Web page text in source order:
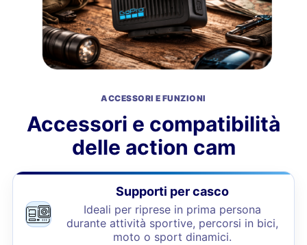
ACCESSORI E FUNZIONI
Accessori e compatibilità
delle action cam
Supporti per casco
Ideali per riprese in prima persona
durante attività sportive, percorsi in bici,
moto o sport dinamici.